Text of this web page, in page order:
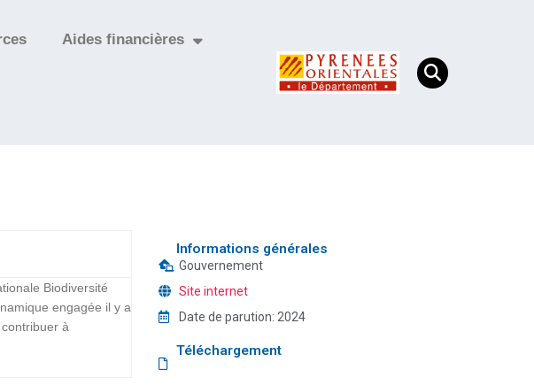
Aides financières
Biodiversité
engagée il y a
à
Informations générales
Gouvernement
Site internet
Date de parution: 2024
Téléchargement